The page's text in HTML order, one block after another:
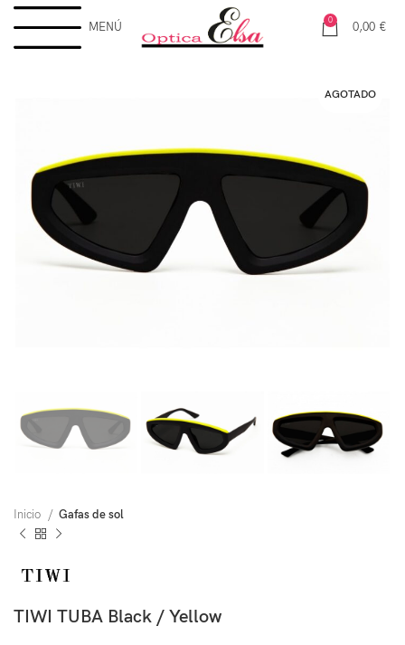
MENÚ 0 0,00 €
AGOTADO
Inicio Gafas de sol
TIWI TUBA Black / Yellow